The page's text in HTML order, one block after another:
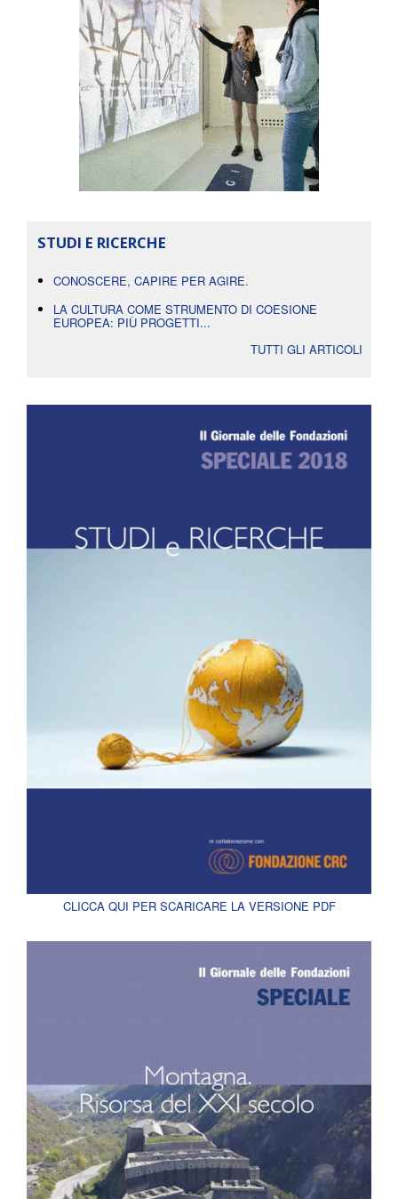
STUDI E RICERCHE
CONOSCERE, CAPIRE PER AGIRE.
LA CULTURA COME STRUMENTO DI COESIONE
EUROPEA: PIÙ PROGETTI...
TUTTI GLI ARTICOLI
CLICCA QUI PER SCARICARE LA VERSIONE PDF